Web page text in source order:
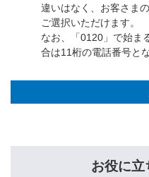
違いはなく、お客さま
ご選択いただけます。
なお、「0120」で始ま
合は11桁の電話番号と
お役に立